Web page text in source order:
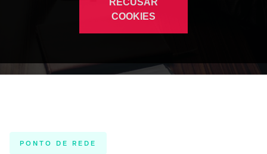
PONTO DE REDE
RECUSAR
COOKIES